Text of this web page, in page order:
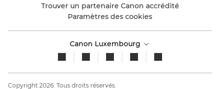
Trouver un partenaire Canon accrédité
Paramètres des cookies
Canon Luxembourg
Copyright 2026. Tous droits réservés.